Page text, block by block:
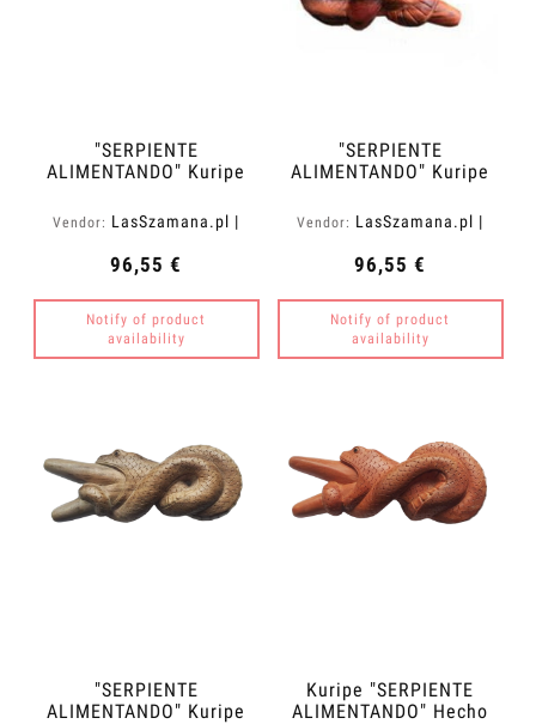
"SERPIENTE
ALIMENTANDO" Kuripe
(Tectona grandis)
Vendor: LasSzamana.pl |
96,55 €
Notify of product
availability
"SERPIENTE
ALIMENTANDO" Kuripe
(Hibiscus tiliaceus)
Vendor: LasSzamana.pl |
96,55 €
Notify of product
availability
"SERPIENTE
ALIMENTANDO" Kuripe
Kuripe "SERPIENTE
ALIMENTANDO" Hecho